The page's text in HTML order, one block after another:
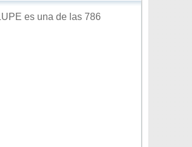
es una de las 786